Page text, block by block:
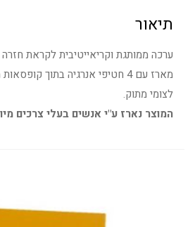
תיאור
ערכה ממותגת וקריאייטיבית לקראת חזרה
מארז עם 4 חטיפי אנרגיה בתוך
לצומי מתוק.
המוצר נארז ע"י אנשים בעלי צרכים